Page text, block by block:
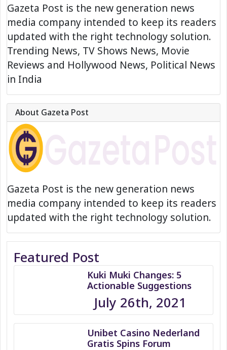
Gazeta Post is the new generation news
media company intended to keep its readers
updated with the right technology solution.
Trending News, TV Shows News, Movie
Reviews and Hollywood News, Political News
in India
About Gazeta Post
Gazeta Post is the new generation news
media company intended to keep its readers
updated with the right technology solution.
Featured Post
Kuki Muki Changes: 5
Actionable Suggestions
July 26th, 2021
Unibet Casino Nederland
Gratis Spins Forum